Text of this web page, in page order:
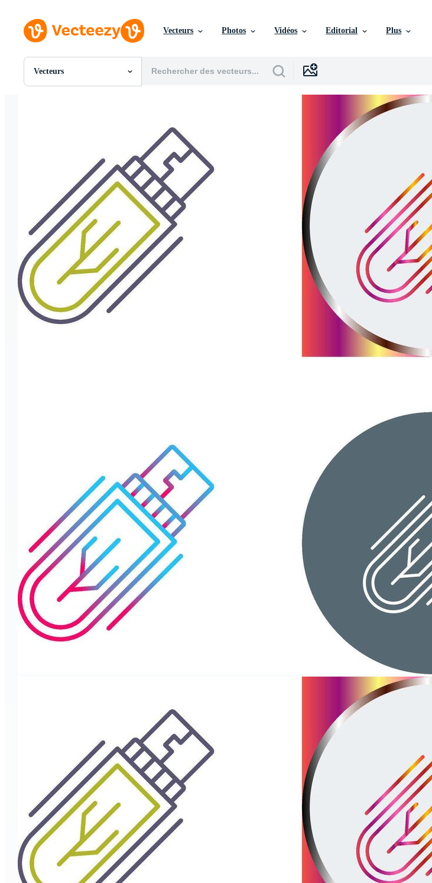
Vecteurs Photos Vidéos Editorial Plus
Vecteurs
Toutes Images
Motion graphics
Images Éditoriales
Événements Éditoriaux